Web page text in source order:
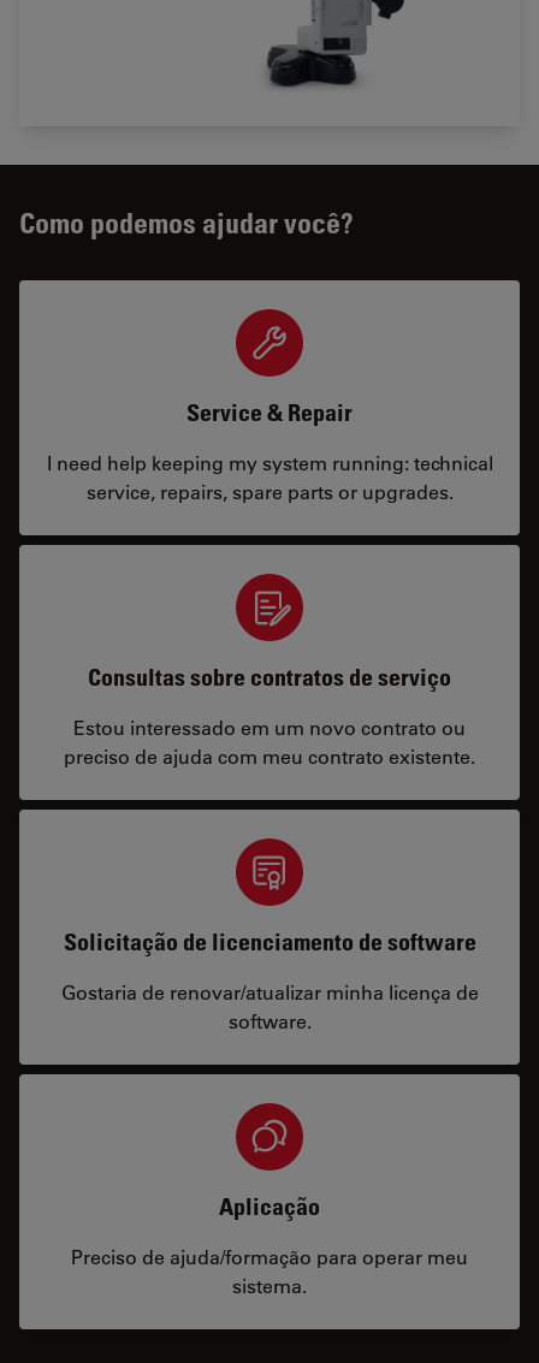
Como podemos ajudar você?
Service & Repair
I need help keeping my system running: technical
service, repairs, spare parts or upgrades.
Consultas sobre contratos de serviço
Estou interessado em um novo contrato ou
preciso de ajuda com meu contrato existente.
Solicitação de licenciamento de software
Gostaria de renovar/atualizar minha licença de
software.
Aplicação
Preciso de ajuda/formação para operar meu
sistema.